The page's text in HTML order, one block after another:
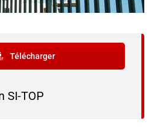
Télécharger
SI-TOP